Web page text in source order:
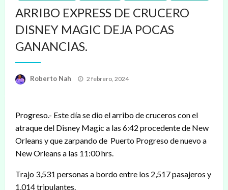
ARRIBO EXPRESS DE CRUCERO
DISNEY MAGIC DEJA POCAS
GANANCIAS.
Roberto Nah
Publicado
2 febrero, 2024
Progreso.- Este día se dio el arribo de cruceros con el
atraque del Disney Magic a las 6:42 procedente de New
Orleans y que zarpando de Puerto Progreso de nuevo a
New Orleans a las 11:00 hrs.
Trajo 3,531 personas a bordo entre los 2,517 pasajeros y
1,014 tripulantes.